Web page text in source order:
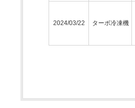
2024/03/22 ターボ冷凍機